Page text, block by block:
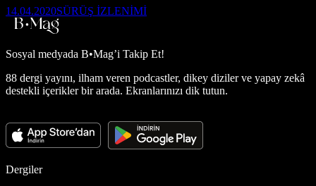
14.04.2020SÜRÜŞ İZLENİMİ
Sosyal medyada B•Mag’i Takip Et!
88 dergi yayını, ilham veren podcastler, dikey diziler ve yapay zekâ
destekli içerikler bir arada. Ekranlarınızı dik tutun.
Dergiler